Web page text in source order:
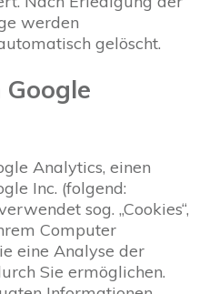
werden
gelöscht.
Analytics, einen
Inc. (folgend:
sog. „Cookies“,
Computer
eine Analyse der
Sie ermöglichen.